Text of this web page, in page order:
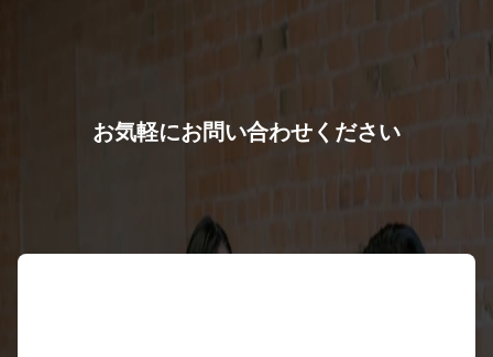
お気軽にお問い合わせください